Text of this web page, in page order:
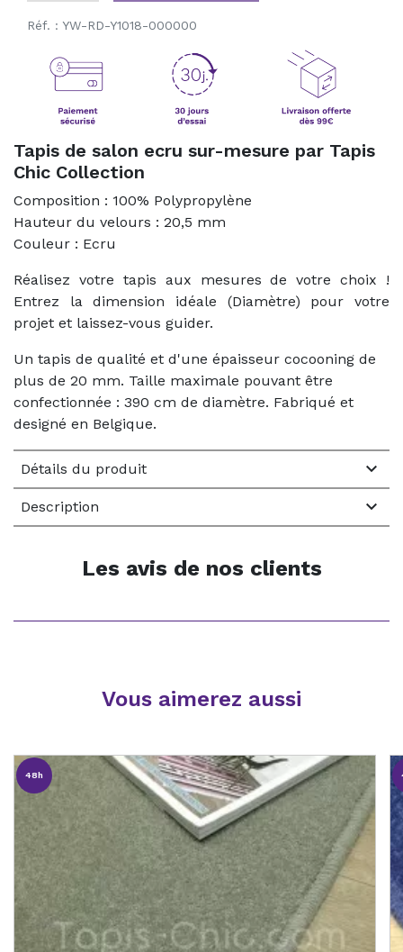
Réf. : YW-RD-Y1018-000000
Tapis de salon ecru sur-mesure par Tapis
Chic Collection
Composition : 100% Polypropylène
Hauteur du velours : 20,5 mm
Couleur : Ecru
Réalisez votre tapis aux mesures de votre choix !
Entrez la dimension idéale (Diamètre) pour votre
projet et laissez-vous guider.
Un tapis de qualité et d'une épaisseur cocooning de
plus de 20 mm. Taille maximale pouvant être
confectionnée : 390 cm de diamètre. Fabriqué et
designé en Belgique.
Détails du produit 
Description 
Les avis de nos clients
Vous aimerez aussi
48h